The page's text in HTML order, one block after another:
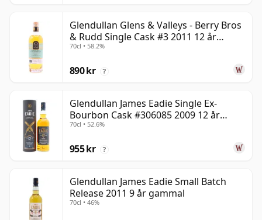
Glendullan Glens & Valleys - Berry Bros
& Rudd Single Cask #3 2011 12 år
gammal
70cl • 58.2%
890 kr ?
Glendullan James Eadie Single Ex-
Bourbon Cask #306085 2009 12 år
gammal
70cl • 52.6%
955 kr ?
Glendullan James Eadie Small Batch
Release 2011 9 år gammal
70cl • 46%